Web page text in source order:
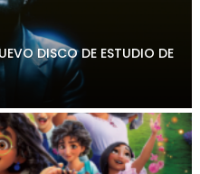
DISCO DE ESTUDIO DE